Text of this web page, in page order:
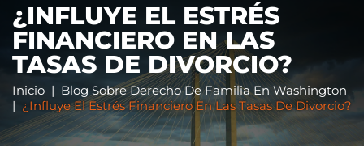
¿INFLUYE EL ESTRÉS
FINANCIERO EN LAS
TASAS DE DIVORCIO?
Inicio | Blog Sobre Derecho De Familia En Washington
| ¿Influye El Estrés Financiero En Las Tasas De Divorcio?